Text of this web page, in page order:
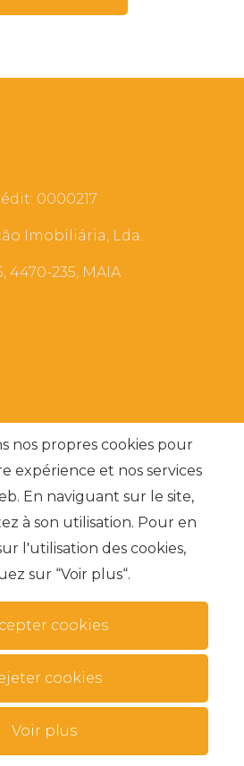
0000217
Imobiliária, Lda..
4470-235, MAIA
fréquentes
S'abonner
résolution des conflits.
Livre de réclamation
droits réservés
nos propres cookies pour
expérience et nos services
En naviguant sur le site,
à son utilisation. Pour en
l'utilisation des cookies,
sur “Voir plus“.
cookies
cookies
Voir plus